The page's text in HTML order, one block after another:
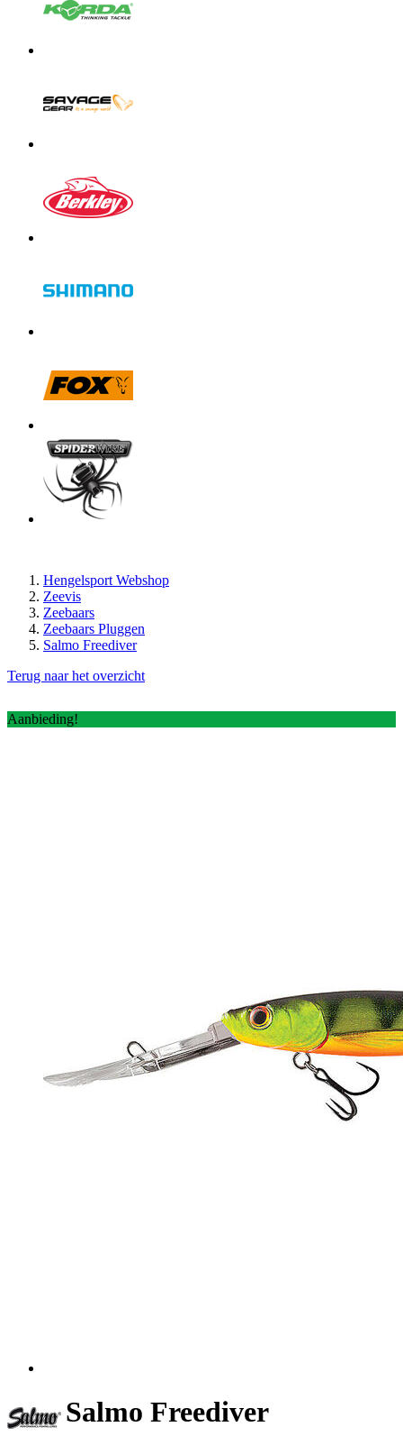
Hengelsport Webshop
Zeevis
Zeebaars
Zeebaars Pluggen
Salmo Freediver
Terug naar het overzicht
Aanbieding!
Salmo Freediver